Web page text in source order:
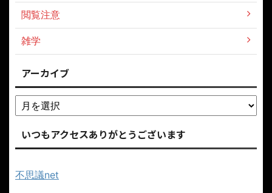
閲覧注意
雑学
アーカイブ
いつもアクセスありがとうございます
不思議net